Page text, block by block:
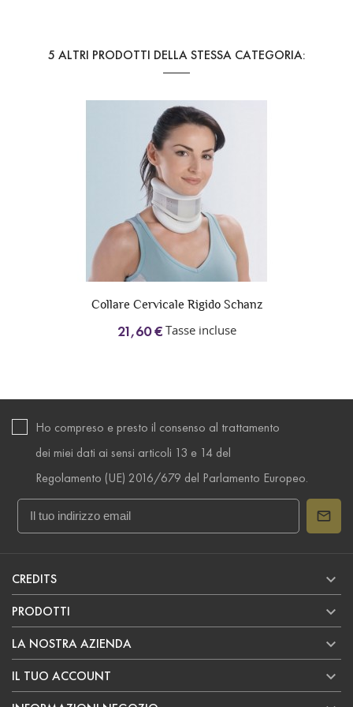
5 ALTRI PRODOTTI DELLA STESSA CATEGORIA:
Collare Cervicale Rigido Schanz
21,60 €Tasse incluse
Ho compreso e presto il consenso al trattamento
dei miei dati ai sensi articoli 13 e 14 del
Regolamento (UE) 2016/679 del Parlamento Europeo.
CREDITS 
PRODOTTI 
LA NOSTRA AZIENDA 
IL TUO ACCOUNT 